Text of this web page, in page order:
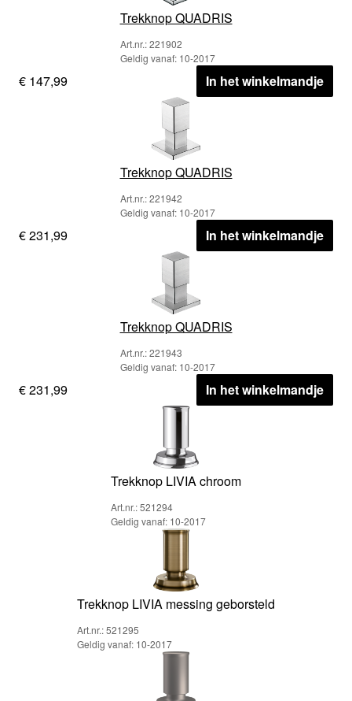
Trekknop QUADRIS
Art.nr.: 221902
Geldig vanaf: 10-2017
€ 147,99 In het winkelmandje
Trekknop QUADRIS
Art.nr.: 221942
Geldig vanaf: 10-2017
€ 231,99 In het winkelmandje
Trekknop QUADRIS
Art.nr.: 221943
Geldig vanaf: 10-2017
€ 231,99 In het winkelmandje
Trekknop LIVIA chroom
Art.nr.: 521294
Geldig vanaf: 10-2017
Trekknop LIVIA messing geborsteld
Art.nr.: 521295
Geldig vanaf: 10-2017